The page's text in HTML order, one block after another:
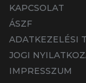
KAPCSOLAT
ÁSZF
ADATKEZELÉSI
JOGI
IMPRESSZUM